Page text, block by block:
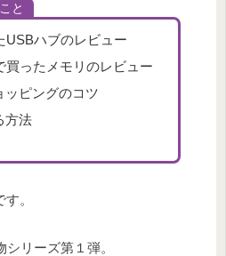
と
USBハブのレビュー
買ったメモリのレビュー
ッピングのコツ
方法
。
リーズ第１弾。